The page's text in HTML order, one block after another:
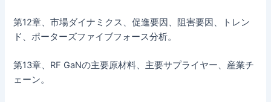
第12章、市場ダイナミクス、促進要因、阻害要因、トレン
ド、ポーターズファイブフォース分析。
第13章、RF GaNの主要原材料、主要サプライヤー、産業チ
ェーン。